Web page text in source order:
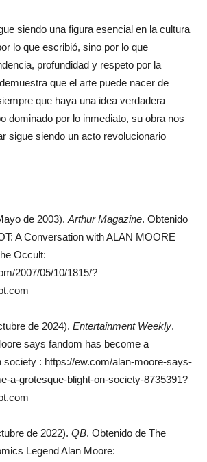
siendo una figura esencial en la cultura
lo que escribió, sino por lo que
profundidad y respeto por la
que el arte puede nacer de
que haya una idea verdadera
dominado por lo inmediato, su obra nos
sigue siendo un acto revolucionario
de 2003). Arthur Magazine. Obtenido
A Conversation with ALAN MOORE
Occult:
2007/05/10/1815/?
de 2024). Entertainment Weekly.
says fandom has become a
society : https://ew.com/alan-moore-says-
a-grotesque-blight-on-society-8735391?
de 2022). QB. Obtenido de The
Legend Alan Moore: